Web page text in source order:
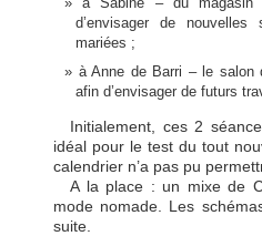
d’envisager de
mariées ;
à Anne de Barri – le salon
afin d’envisager de futurs
Initialement, ces 2
idéal pour le test du tout
calendrier n’a pas pu
A la place : un mixe de
mode nomade. Les
suite.